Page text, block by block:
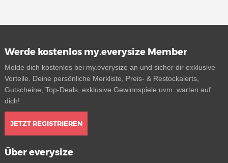
Werde kostenlos my.everysize Member
Melde dich kostenlos bei my.everysize an und sicher dir exklusive
Vorteile. Deine persönliche Merkliste, Preis- & Restockalerts,
Gutscheine, Top-Deals, exklusive Gewinnspiele uvm. warten auf
dich!
JETZT REGISTRIEREN
Über everysize